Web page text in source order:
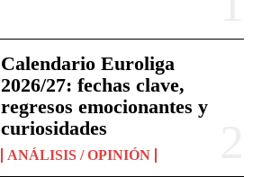
Calendario Euroliga
2026/27: fechas clave,
regresos emocionantes y
curiosidades
ANÁLISIS / OPINIÓN